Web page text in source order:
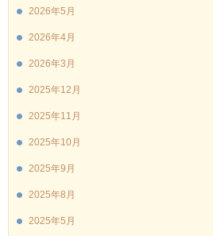
2026年5月
2026年4月
2026年3月
2025年12月
2025年11月
2025年10月
2025年9月
2025年8月
2025年5月